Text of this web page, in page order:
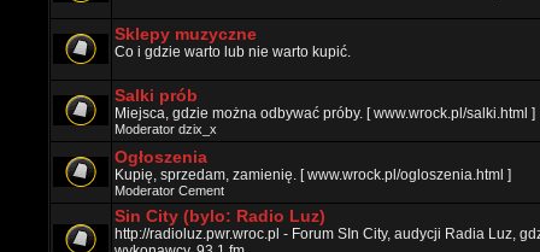
Sklepy muzyczne
Co i gdzie warto lub nie warto kupić.
Salki prób
Miejsca, gdzie można odbywać próby. [ www.wrock.pl/salki.html ]
Moderator dzix_x
Ogłoszenia
Kupię, sprzedam, zamienię. [ www.wrock.pl/ogloszenia.html ]
Moderator Cement
Sin City (bylo: Radio Luz)
http://radioluz.pwr.wroc.pl - Forum SIn City, audycji Radia Luz,